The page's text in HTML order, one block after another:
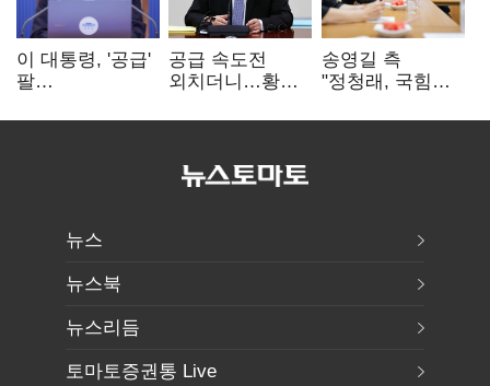
이 대통령, '공급'
팔
여 내부선
공급 속도전
외치더니…황희,
리모델링' 제안
송영길 측
"정청래, 국힘
민주당 대표로
뉴스
뉴스북
뉴스리듬
토마토증권통 Live